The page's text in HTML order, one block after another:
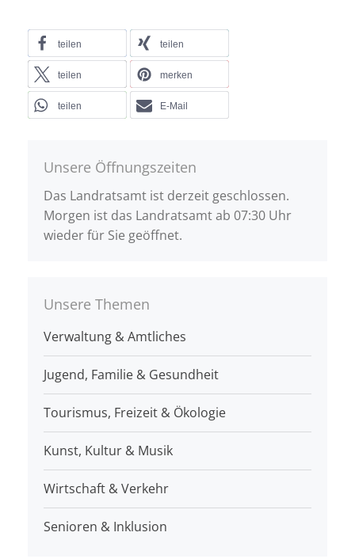
teilen teilen
teilen merken
teilen E-Mail
Unsere Öffnungszeiten
Das Landratsamt ist derzeit geschlossen.
Morgen ist das Landratsamt ab 07:30 Uhr
wieder für Sie geöffnet.
Unsere Themen
Verwaltung & Amtliches
Jugend, Familie & Gesundheit
Tourismus, Freizeit & Ökologie
Kunst, Kultur & Musik
Wirtschaft & Verkehr
Senioren & Inklusion